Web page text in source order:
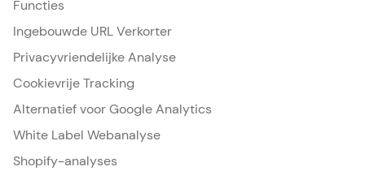
Functies
Ingebouwde URL Verkorter
Privacyvriendelijke Analyse
Cookievrije Tracking
Alternatief voor Google Analytics
White Label Webanalyse
Shopify-analyses